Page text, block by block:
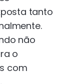
tanto
não
o
com